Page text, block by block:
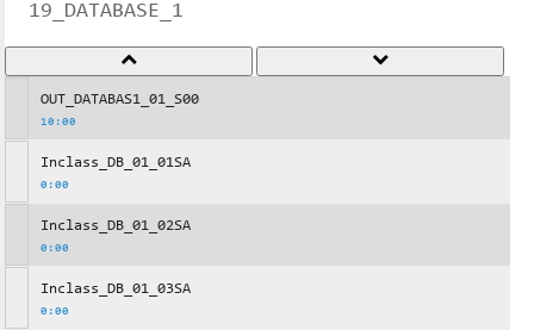
19_DATABASE_1
OUT_DATABAS1_01_S00
10:00
Inclass_DB_01_01SA
0:00
Inclass_DB_01_02SA
0:00
Inclass_DB_01_03SA
0:00